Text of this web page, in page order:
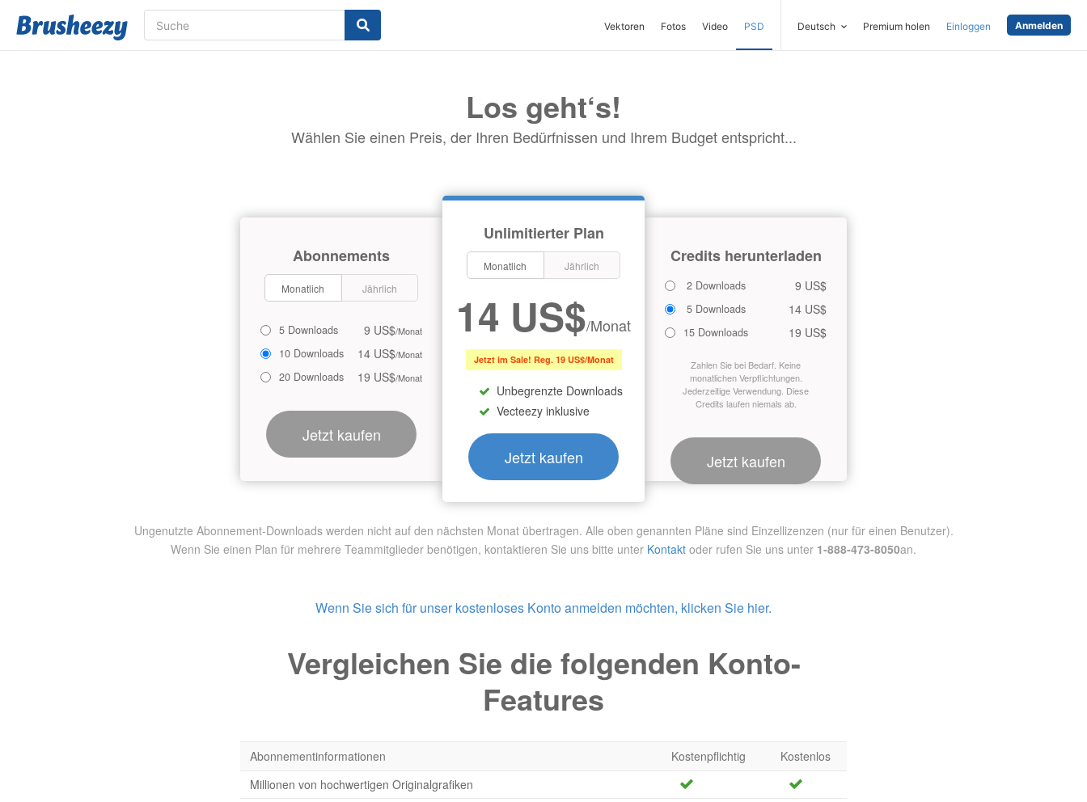
Vektoren Fotos Video PSD Deutsch Premium holen Einloggen Anmelden
Los geht‘s!
Wählen Sie einen Preis, der Ihren Bedürfnissen und Ihrem Budget entspricht...
Unlimitierter Plan
Monatlich Jährlich
14 US$/Monat
Jetzt im Sale! Reg. 19 US$/Monat
Unbegrenzte Downloads
Vecteezy inklusive
Jetzt kaufen
Abonnements
Monatlich Jährlich
5 Downloads 9 US$/Monat
10 Downloads 14 US$/Monat
20 Downloads 19 US$/Monat
Jetzt kaufen
Credits herunterladen
2 Downloads 9 US$
5 Downloads 14 US$
15 Downloads 19 US$
Zahlen Sie bei Bedarf. Keine
monatlichen Verpflichtungen.
Jederzeitige Verwendung. Diese
Credits laufen niemals ab.
Jetzt kaufen
Ungenutzte Abonnement-Downloads werden nicht auf den nächsten Monat übertragen. Alle oben genannten Pläne sind Einzellizenzen (nur für einen Benutzer).
Wenn Sie einen Plan für mehrere Teammitglieder benötigen, kontaktieren Sie uns bitte unter Kontakt oder rufen Sie uns unter 1-888-473-8050an.
Wenn Sie sich für unser kostenloses Konto anmelden möchten, klicken Sie hier.
Vergleichen Sie die folgenden Konto-
Features
Abonnementinformationen Kostenpflichtig
Kostenlos
Millionen von hochwertigen Originalgrafiken